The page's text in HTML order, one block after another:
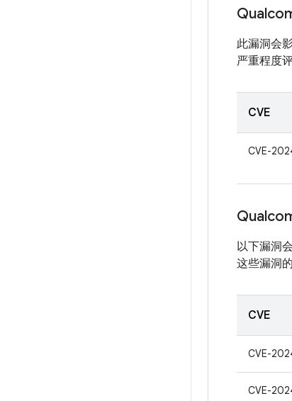
此漏洞会
严重程度
CVE
CVE-
以下漏洞
这些漏洞
CVE
CVE-
CVE-